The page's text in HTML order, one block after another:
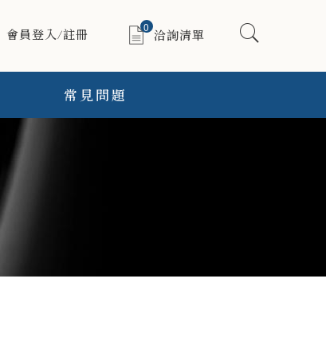
會員登入/註冊 0
洽詢清單
常見問題